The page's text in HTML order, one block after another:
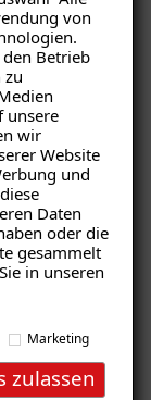
von
Betrieb
zu
unsere
wir
Website
und
Daten
oder die
gesammelt
in unseren
Marketing
zulassen
dauern kann.
die
wird, können
werden.
die den
der
Vorgaben
gegen